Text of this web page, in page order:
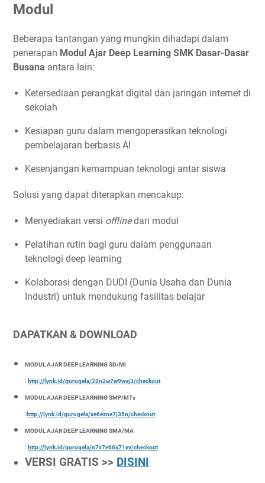
Modul
Beberapa tantangan yang mungkin dihadapi dalam
penerapan Modul Ajar Deep Learning SMK Dasar-Dasar
Busana antara lain:
Ketersediaan perangkat digital dan jaringan internet di
sekolah
Kesiapan guru dalam mengoperasikan teknologi
pembelajaran berbasis AI
Kesenjangan kemampuan teknologi antar siswa
Solusi yang dapat diterapkan mencakup:
Menyediakan versi offlinedari modul
Pelatihan rutin bagi guru dalam penggunaan
teknologi deep learning
Kolaborasi dengan DUDI (Dunia Usaha dan Dunia
Industri) untuk mendukung fasilitas belajar
DAPATKAN & DOWNLOAD
MODUL AJAR DEEP LEARNING SD/MI
: http://lynk.id/gurugela/22n2w7w9wvj3/checkout
MODUL AJAR DEEP LEARNING SMP/MTs
: http://lynk.id/gurugela/xe6ezne7j35n/checkout
MODUL AJAR DEEP LEARNING SMA/MA
: http://lynk.id/gurugela/n7x7e66x71yv/checkout
VERSI GRATIS >> DISINI